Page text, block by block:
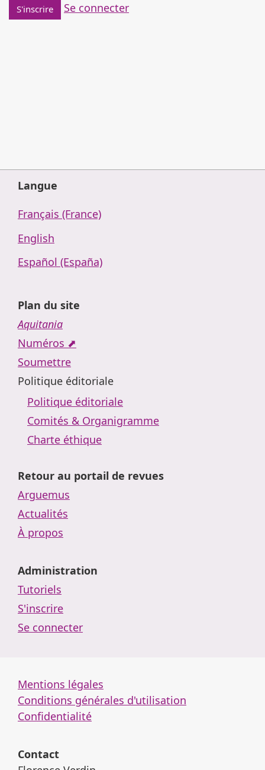
S'inscrire Se connecter
Langue
Français (France)
English
Español (España)
Plan du site
Aquitania
Numéros ⬈
Soumettre
Politique éditoriale
Politique éditoriale
Comités & Organigramme
Charte éthique
Retour au portail de revues
Arguemus
Actualités
À propos
Administration
Tutoriels
S'inscrire
Se connecter
Mentions légales
Conditions générales d'utilisation
Confidentialité
Contact